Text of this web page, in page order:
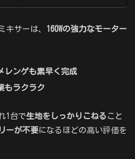
キサーは、 160Wの強力なモーター
レンゲも素早く完成
もラクラク
1台で生地をしっかりこねる こと
ーが不要になるほどの高い評価を